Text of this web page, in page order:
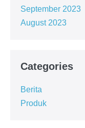
September 2023
August 2023
Categories
Berita
Produk